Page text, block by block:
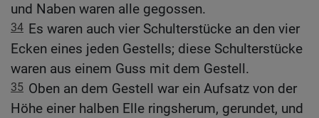
und Naben waren alle gegossen.
34 Es waren auch vier Schulterstücke an den vier
Ecken eines jeden Gestells; diese Schulterstücke
waren aus einem Guss mit dem Gestell.
35 Oben an dem Gestell war ein Aufsatz von der
Höhe einer halben Elle ringsherum, gerundet, und